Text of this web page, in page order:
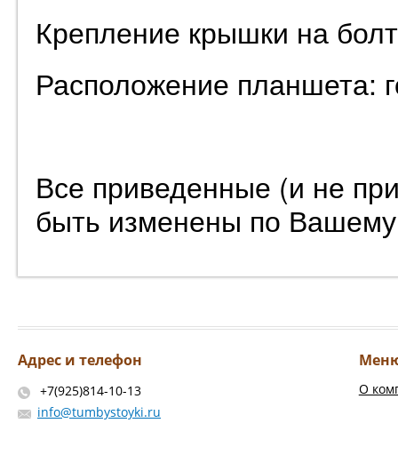
Крепление крышки на
Расположение планшета:
Все приведенные (и не
быть изменены по
Адрес и телефон
+7(925)814-10-13
info@tumbystoyki.ru
О